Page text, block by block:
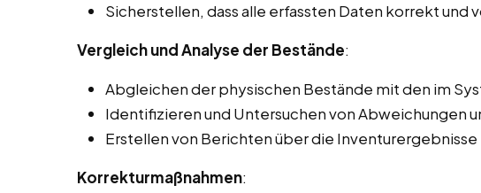
Sicherstellen, dass alle erfassten Daten korrekt und
Vergleich und Analyse der Bestände:
Abgleichen der physischen Bestände mit den im
Identifizieren und Untersuchen von Abweichungen
Erstellen von Berichten über die Inventurergebnisse
Korrekturmaßnahmen: